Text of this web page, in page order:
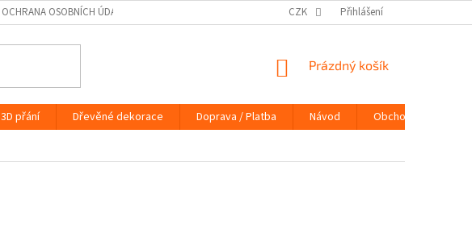
OCHRANA OSOBNÍCH ÚDAJŮ NÁVOD KONTAKTY
CZK Přihlášení
NÁKUPNÍ
Prázdný košík
3D přání Dřevěné dekorace Doprava / Platba Návod
Obchodní podmínky